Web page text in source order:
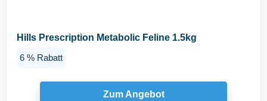
Hills Prescription Metabolic Feline 1.5kg
6 % Rabatt
Zum Angebot